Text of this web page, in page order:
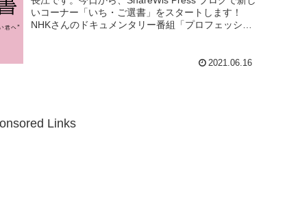
いコーナー「いち・ご選書」をスタートします！
NHKさんのドキュメンタリー番組「プロフェッショ
2021.06.16
Links